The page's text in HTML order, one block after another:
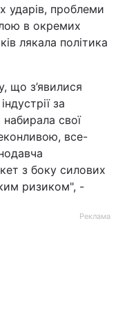
ударів, проблеми
в окремих
лякала політика
що з’явилися
за
свої
все-
з боку силових
ризиком", -
Реклама